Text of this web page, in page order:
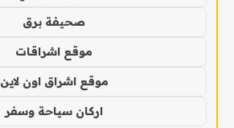
صحيفة برق
موقع اشراقات
موقع اشراق اون لاين
اركان سياحة وسفر